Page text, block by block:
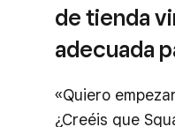
de tienda
adecuada
«Quiero
¿Creéis que